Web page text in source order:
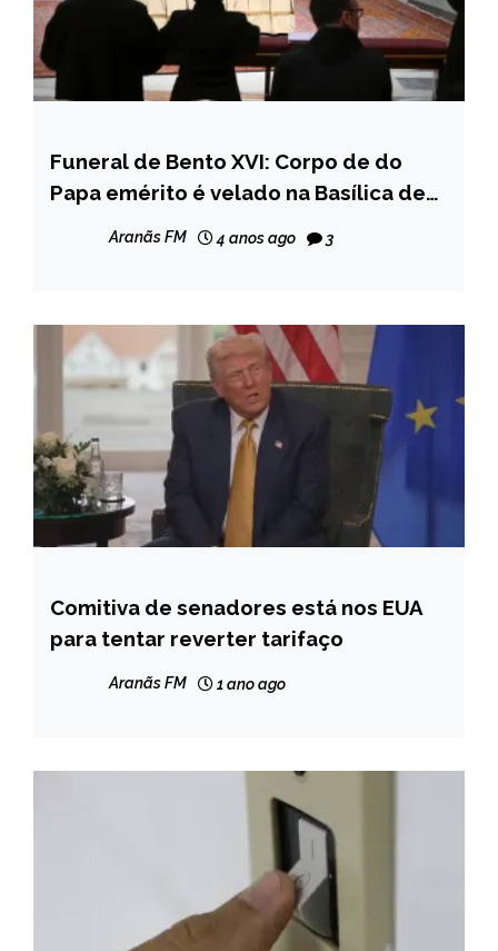
INTERNACIONAL
NOTÍCIAS
Funeral de Bento XVI: Corpo de do
Papa emérito é velado na Basílica de
Aranãs FM 4 anos ago 3
BRASIL
INTERNACIONAL
NOTÍCIAS
Comitiva de senadores está nos EUA
para tentar reverter tarifaço
Aranãs FM 1 ano ago